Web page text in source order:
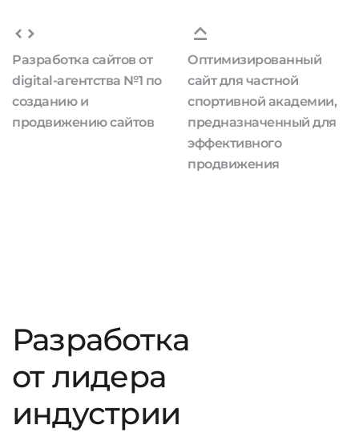
Разработка сайтов от
digital-агентства №1 по
созданию и
продвижению сайтов
Оптимизированный
сайт для частной
спортивной академии,
предназначенный для
эффективного
продвижения
Разработка
от лидера
индустрии